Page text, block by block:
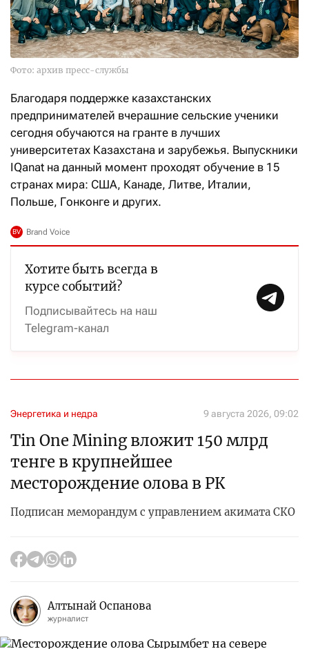
Фото: архив пресс-службы
Благодаря поддержке казахстанских
предпринимателей вчерашние сельские ученики
сегодня обучаются на гранте в лучших
университетах Казахстана и зарубежья. Выпускники
IQanat на данный момент проходят обучение в 15
странах мира: США, Канаде, Литве, Италии,
Польше, Гонконге и других.
Хотите быть всегда в
курсе событий?
Подписывайтесь на наш
Telegram-канал
Энергетика и недра 9 августа 2026, 09:02
Tin One Mining вложит 150 млрд
тенге в крупнейшее
месторождение олова в РК
Подписан меморандум с управлением акимата СКО
Алтынай Оспанова
журналист